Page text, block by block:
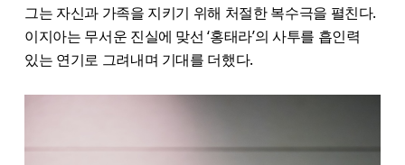
그는 자신과 가족을 지키기 위해 처절한 복수극을 펼친다.
이지아는 무서운 진실에 맞선 ‘홍태라’의 사투를 흡인력
있는 연기로 그려내며 기대를 더했다.